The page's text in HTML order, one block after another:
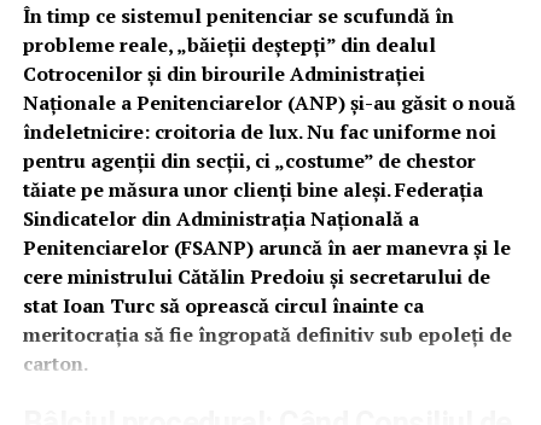
ComandantulStoican Bogdan, poreclit pe bună
dreptate „Pinocchio”, a transformat drama femeii într-o
oportunitate de hărțuire și paranoia administrativă. În
loc să verifice camerele video de la spălătoria vis-a-vis,
Stoican a cerut victimei numărul de telefon personal
(ignorând numărul oficial al secției), a început să-i
trimită poze cu agentul S.A. (un subaltern pe care
Stoican, într-o criză de gelozie profesională, voia să-l
prindă „cu mâța-n sac”) și, culmea tupeului, a livrat
numărul victimei direct mamei suspectului, fără niciun
acord! În timp ce victima tremură în casă, Stoican
Bogdan face „anchetă” printre agenți să vadă cine-l
minte, dovedind că la Băicoi, siguranța cetățeanului e
În timp ce sistemul penitenciar se scufundă în
probleme reale, „băieții deștepți” din dealul
Cotrocenilor și din birourile Administrației
Naționale a Penitenciarelor (ANP) și-au găsit o nouă
îndeletnicire: croitoria de lux. Nu fac uniforme noi
pentru agenții din secții, ci „costume” de chestor
tăiate pe măsura unor clienți bine aleși. Federația
Sindicatelor din Administrația Națională a
Penitenciarelor (FSANP) aruncă în aer manevra și le
cere ministrului Cătălin Predoiu și secretarului de
stat Ioan Turc să oprească circul înainte ca
meritocrația să fie îngropată definitiv sub epoleți de
carton.